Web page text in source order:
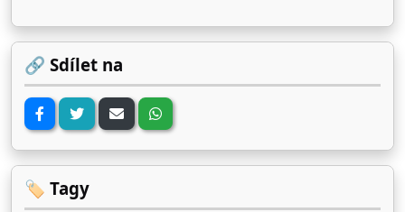
🔗 Sdílet na
🏷️ Tagy